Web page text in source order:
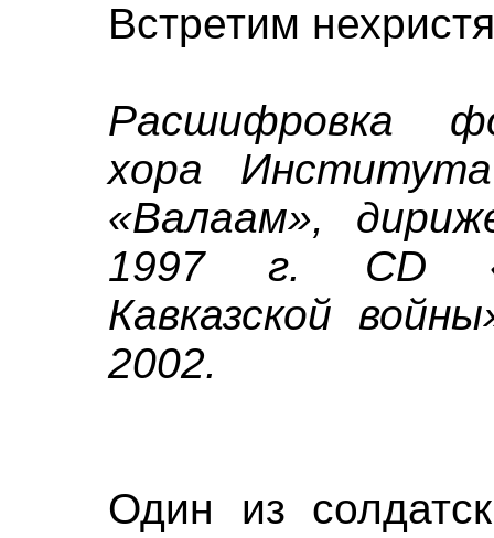
Встретим
Расшифровка
хора
«Валаам»,
1997 г. CD
Кавказской
2002.
Один из